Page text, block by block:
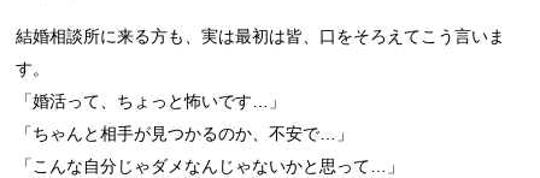
結婚相談所に来る方も、実は最初は皆、口をそろえてこう言いま
す。
「婚活って、ちょっと怖いです…」
「ちゃんと相手が見つかるのか、不安で…」
「こんな自分じゃダメなんじゃないかと思って…」